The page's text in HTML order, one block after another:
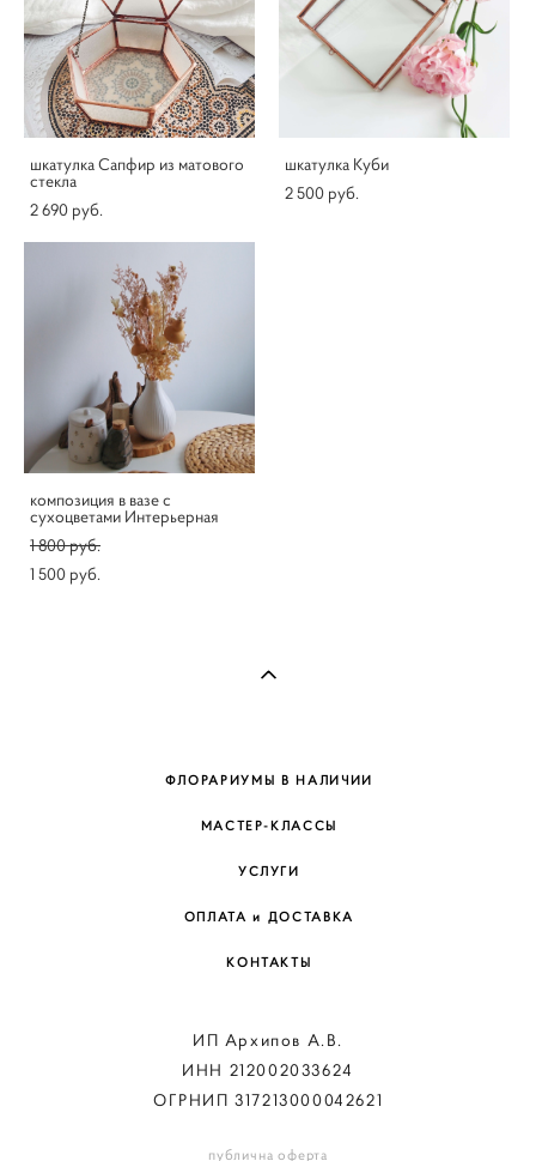
шкатулка Сапфир из матового
стекла
2 690 pуб.
шкатулка Куби
2 500 pуб.
композиция в вазе с
сухоцветами Интерьерная
1 800 pуб.
1 500 pуб.
ФЛОРАРИУМЫ В НАЛИЧИИ
МАСТЕР-КЛАССЫ
УСЛУГИ
ОПЛАТА и ДОСТАВКА
КОНТАКТЫ
ИП Архипов А.В.
ИНН 212002033624
ОГРНИП 317213000042621
публична оферта